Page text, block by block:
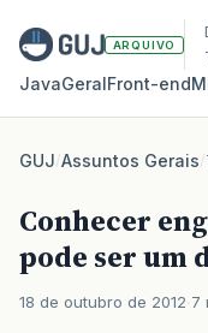
ARQUIVO
JavaGeralFront‑end
GUJ/Assuntos Gerais/
Conhecer
pode ser um
18 de outubro de 2012 7